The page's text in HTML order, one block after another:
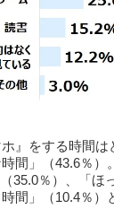
』をする時間
間」（43.6％
35.0％）、「ほ
間」（10.4％）